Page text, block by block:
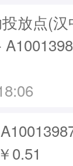
放点(
0.51